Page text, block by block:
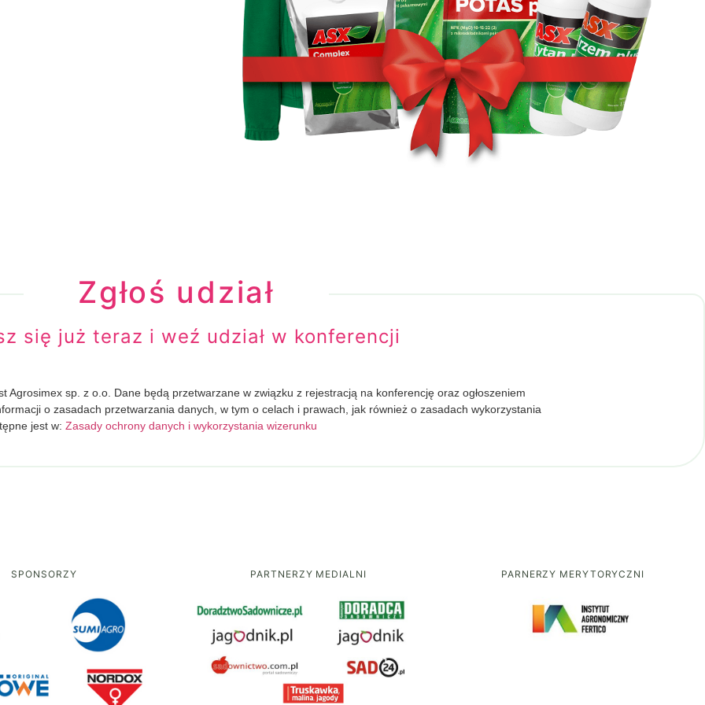
Zgłoś udział
się już teraz i weź udział w konferencji
Agrosimex sp. z o.o. Dane będą przetwarzane w związku z rejestracją na konferencję oraz ogłoszeniem
o zasadach przetwarzania danych, w tym o celach i prawach, jak również o zasadach wykorzystania
jest w: Zasady ochrony danych i wykorzystania wizerunku
SPONSORZY PARTNERZY MEDIALNI PARNERZY MERYTORYCZNI